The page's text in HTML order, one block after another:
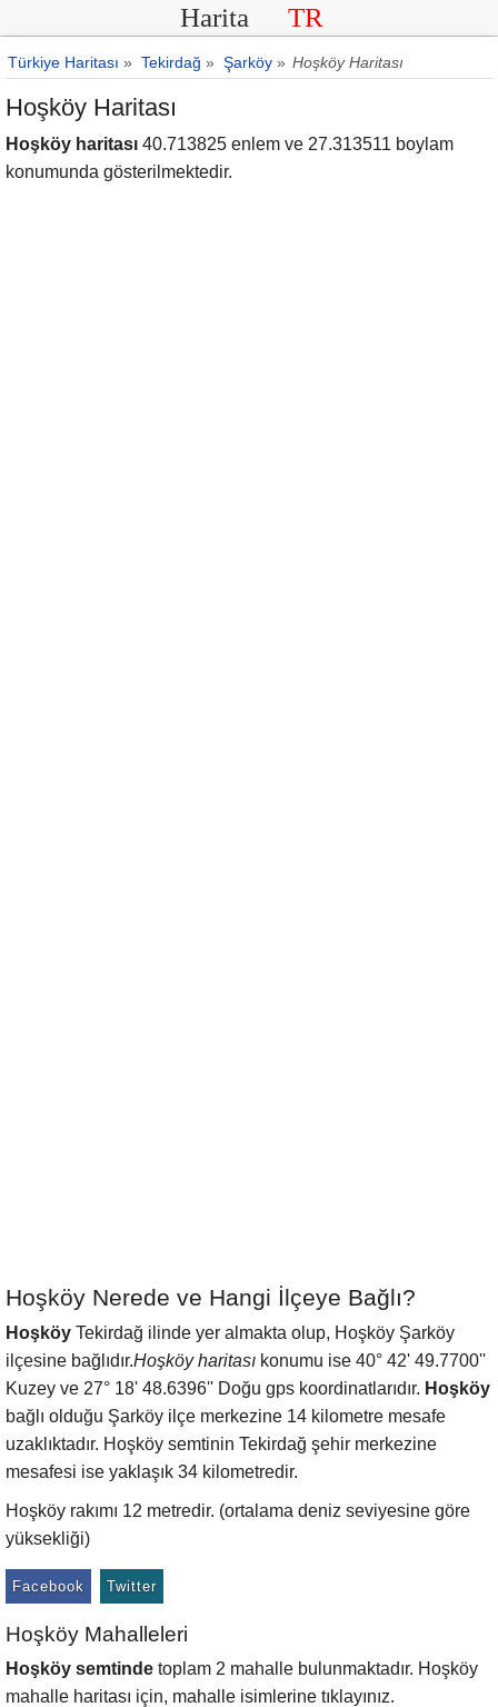
Harita TR
Türkiye Haritası » Tekirdağ » Şarköy » Hoşköy Haritası
Hoşköy Haritası
Hoşköy haritası 40.713825 enlem ve 27.313511 boylam
konumunda gösterilmektedir.
Hoşköy Nerede ve Hangi İlçeye Bağlı?
Hoşköy Tekirdağ ilinde yer almakta olup, Hoşköy Şarköy
ilçesine bağlıdır.Hoşköy haritası konumu ise 40° 42' 49.7700''
Kuzey ve 27° 18' 48.6396'' Doğu gps koordinatlarıdır. Hoşköy
bağlı olduğu Şarköy ilçe merkezine 14 kilometre mesafe
uzaklıktadır. Hoşköy semtinin Tekirdağ şehir merkezine
mesafesi ise yaklaşık 34 kilometredir.
Hoşköy rakımı 12 metredir. (ortalama deniz seviyesine göre
yüksekliği)
Facebook Twitter
Hoşköy Mahalleleri
Hoşköy semtinde toplam 2 mahalle bulunmaktadır. Hoşköy
mahalle haritası için, mahalle isimlerine tıklayınız.